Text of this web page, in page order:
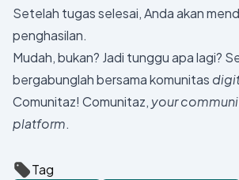
Setelah tugas selesai, Anda akan
penghasilan.
Mudah, bukan? Jadi tunggu apa lagi?
bergabunglah bersama komunitas
Comunitaz! Comunitaz, your
platform.
Tag